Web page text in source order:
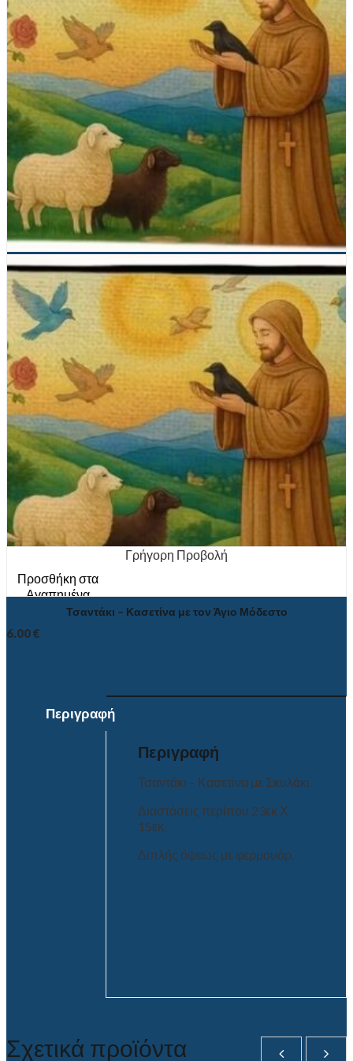
Γρήγορη Προβολή
Προσθήκη στα
Αγαπημένα
Τσαντάκι – Κασετίνα με τον Άγιο Μόδεστο
6.00€
Περιγραφή
Περιγραφή
Τσαντάκι – Κασετίνα με Σκυλάκι
Διαστάσεις περίπου 23εκ Χ
15εκ.
Διπλής όψεως με φερμουάρ.
Σχετικά προϊόντα